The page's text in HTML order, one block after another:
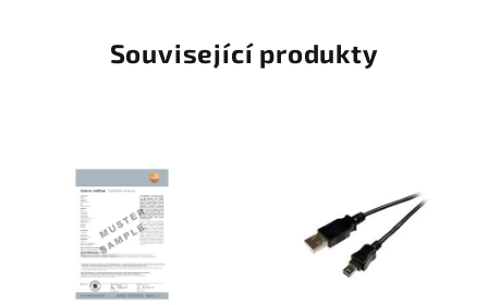
Související produkty